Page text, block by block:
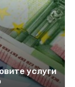
услуги